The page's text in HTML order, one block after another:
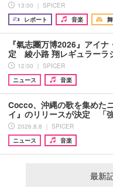
13:00 ｜ SPICER
レポート
音楽
『氣志團万博2026』アイ
定 綾小路 翔レギュラーラ
12:00 ｜ SPICER
ニュース
音楽
Cocco、沖縄の歌を集めた
イ』のリリースが決定 「
2026.8.8 ｜ SPICER
ニュース
音楽
最新